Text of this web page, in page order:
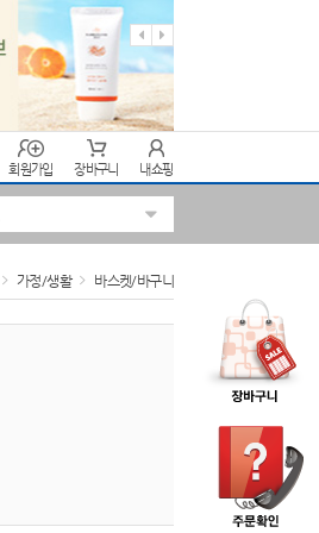
회원가입 장바구니 내쇼핑
가정/생활 바스켓/바구니